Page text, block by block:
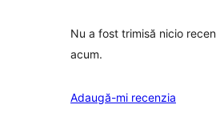
Nu a fost trimisă nicio
acum.
Adaugă-mi recenzia